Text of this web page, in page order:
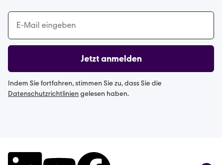
Jetzt anmelden
Indem Sie fortfahren, stimmen Sie zu, dass Sie die
Datenschutzrichtlinien gelesen haben.